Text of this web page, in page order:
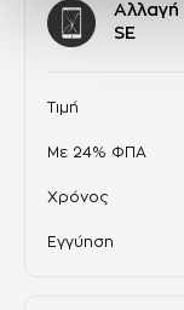
SE
Τιμή
Με 24% ΦΠΑ
Χρόνος
Εγγύηση